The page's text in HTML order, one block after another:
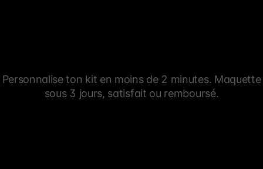
Personnalise ton kit en moins de 2 minutes. Maquette
sous 3 jours, satisfait ou remboursé.